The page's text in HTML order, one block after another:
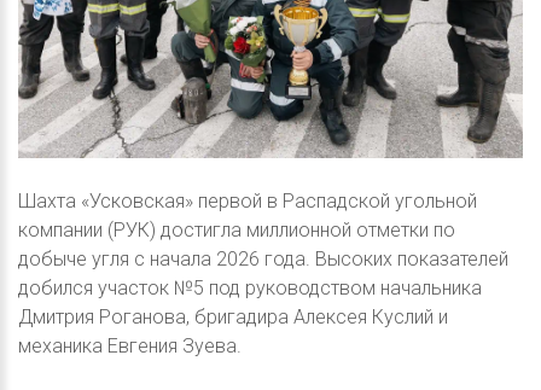
Шахта «Усковская» первой в Распадской угольной
компании (РУК) достигла миллионной отметки по
добыче угля с начала 2026 года. Высоких показателей
добился участок №5 под руководством начальника
Дмитрия Роганова, бригадира Алексея Куслий и
механика Евгения Зуева.